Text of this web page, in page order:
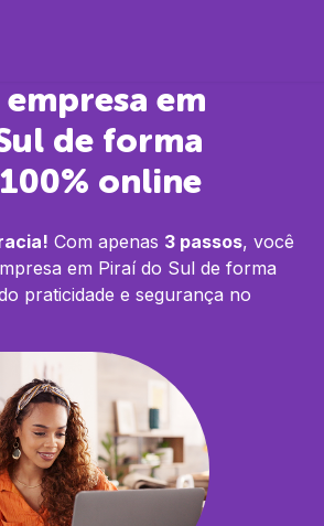
em
de forma
online
Com apenas 3 passos, você
em Piraí do Sul de forma
praticidade e segurança no